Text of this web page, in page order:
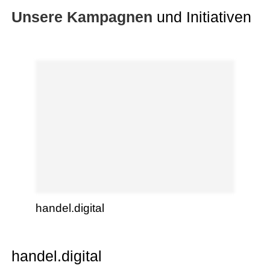
Unsere Kampagnen und Initiativen
handel.digital
handel.digital